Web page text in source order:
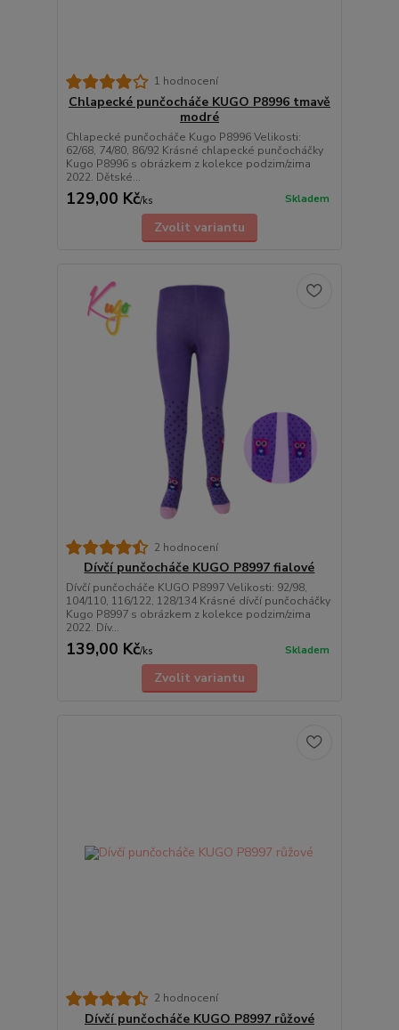
1 hodnocení
Chlapecké punčocháče KUGO P8996 tmavě
modré
Chlapecké punčocháče Kugo P8996 Velikosti:
62/68, 74/80, 86/92 Krásné chlapecké punčocháčky
Kugo P8996 s obrázkem z kolekce podzim/zima
2022. Dětské...
129,00 Kč/ks Skladem
Zvolit variantu
2 hodnocení
Dívčí punčocháče KUGO P8997 fialové
Dívčí punčocháče KUGO P8997 Velikosti: 92/98,
104/110, 116/122, 128/134 Krásné dívčí punčocháčky
Kugo P8997 s obrázkem z kolekce podzim/zima
2022. Dív...
139,00 Kč/ks Skladem
Zvolit variantu
2 hodnocení
Dívčí punčocháče KUGO P8997 růžové